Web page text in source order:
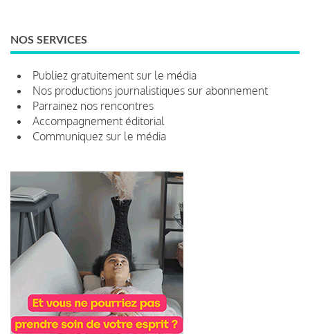
NOS SERVICES
Publiez gratuitement sur le média
Nos productions journalistiques sur abonnement
Parrainez nos rencontres
Accompagnement éditorial
Communiquez sur le média